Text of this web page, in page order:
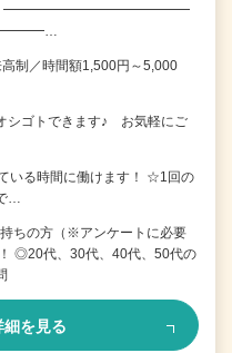
し！ ━━━━━━━━━━━━━━
制／時間額1,500円～5,000
シゴトできます♪ お気軽にご
いる時間に働けます！ ☆1回の
…
ちの方（※アンケートに必要
◎20代、30代、40代、50代の
細を見る